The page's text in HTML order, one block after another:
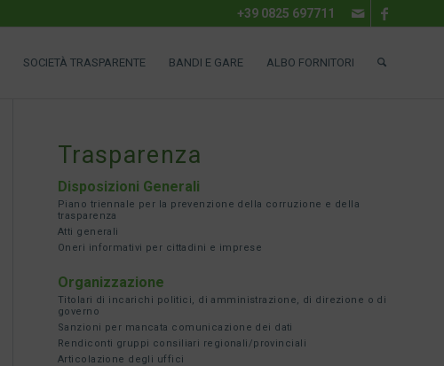
+39 0825 697711
SOCIETÀ TRASPARENTE BANDI E GARE ALBO FORNITORI
Trasparenza
Disposizioni Generali
Piano triennale per la prevenzione della corruzione e della
trasparenza
Atti generali
Oneri informativi per cittadini e imprese
Organizzazione
Titolari di incarichi politici, di amministrazione, di direzione o di
governo
Sanzioni per mancata comunicazione dei dati
Rendiconti gruppi consiliari regionali/provinciali
Articolazione degli uffici